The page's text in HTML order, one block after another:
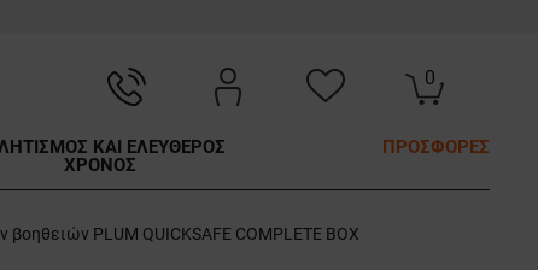
0
ΚΑΙ ΕΛΕΥΘΕΡΟΣ
ΧΡΟΝΟΣ
ΠΡΟΣΦΟΡΕΣ
PLUM QUICKSAFE COMPLETE BOX